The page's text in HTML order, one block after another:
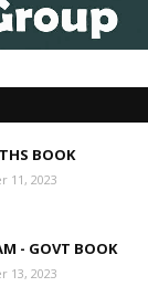
BOOK
11, 2023
- GOVT BOOK
13, 2023